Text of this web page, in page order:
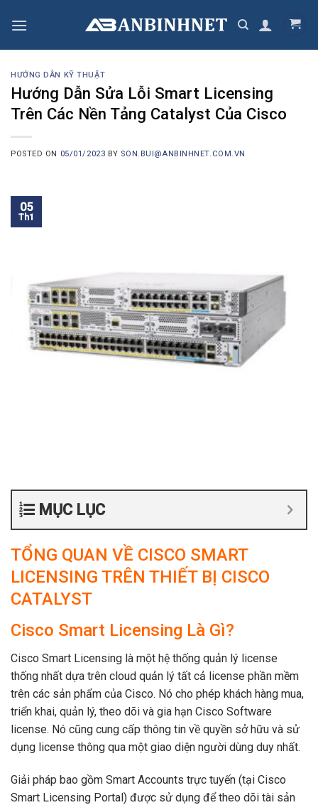
HƯỚNG DẪN KỸ THUẬT
Hướng Dẫn Sửa Lỗi Smart Licensing
Trên Các Nền Tảng Catalyst Của Cisco
POSTED ON 05/01/2023 BY SON.BUI@ANBINHNET.COM.VN
05
Th1
MỤC LỤC
TỔNG QUAN VỀ CISCO SMART
LICENSING TRÊN THIẾT BỊ CISCO
CATALYST
Cisco Smart Licensing Là Gì?
Cisco Smart Licensing là một hệ thống quản lý license
thống nhất dựa trên cloud quản lý tất cả license phần mềm
trên các sản phẩm của Cisco. Nó cho phép khách hàng mua,
triển khai, quản lý, theo dõi và gia hạn Cisco Software
license. Nó cũng cung cấp thông tin về quyền sở hữu và sử
dụng license thông qua một giao diện người dùng duy nhất.
Giải pháp bao gồm Smart Accounts trực tuyến (tại Cisco
Smart Licensing Portal) được sử dụng để theo dõi tài sản